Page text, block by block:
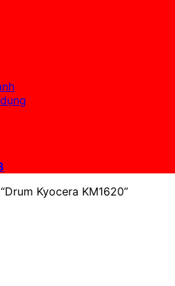
Kyocera KM1620”